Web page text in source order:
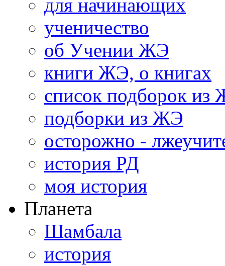
для начинающих
ученичество
об Учении ЖЭ
книги ЖЭ, о книгах
список подборок из
подборки из ЖЭ
осторожно -
история РД
моя история
Планета
Шамбала
история